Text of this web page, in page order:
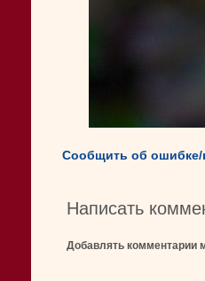
Сообщить об ошибке/
Написать
Добавлять комментарии